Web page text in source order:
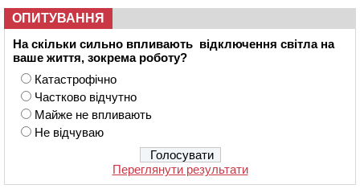
ОПИТУВАННЯ
На скільки сильно впливають відключення світла на
ваше життя, зокрема роботу?
Катастрофічно
Частково відчутно
Майже не впливають
Не відчуваю
Переглянути результати